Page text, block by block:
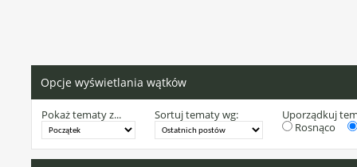
Opcje wyświetlania wątków
Pokaż tematy z... Sortuj tematy wg:
Uporządkuj
Rosnąco